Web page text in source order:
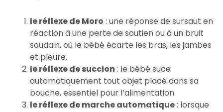
le réflexe de Moro : une réponse de sursaut en
réaction à une perte de soutien ou à un bruit
soudain, où le bébé écarte les bras, les jambes
et pleure.
le réflexe de succion : le bébé suce
automatiquement tout objet placé dans sa
bouche, essentiel pour l’alimentation.
le réflexe de marche automatique: lorsque